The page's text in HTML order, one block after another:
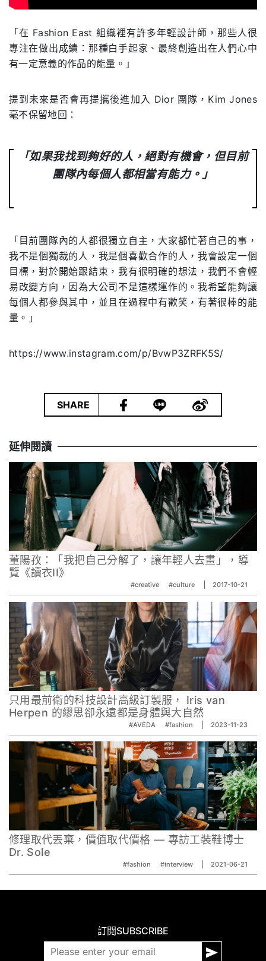
「在 Fashion East 組織裡有許多年輕設計師，那些人很
專注在做出成績：那種白手起家、最終創造出在人們心中
有一定意義的作品的能量。」
提到未來是否會再提攜後進加入 Dior 團隊， Kim Jones
毫不保留地回：
「如果我找到夠好的人，絕對有機會，但目前
團隊內每個人都相當有能力。」
「目前團隊內的人都很獨立自主，大家都忙著自己的事，
我不是個獨裁的人，我是個喜歡合作的人，我會設定一個
目標，對於開始跟結束，我有很明確的想法，我們不會輕
易改變方向，因為大公司不是這樣運作的。我希望能夠讓
每個人都參與其中，並且在過程中有歡笑，有著很棒的能
量。」
https://www.instagram.com/p/BvwP3ZRFK5S/
SHARE
延伸閱讀
董陽孜：「我把自己分解了，讓年輕人去畫」，導
覽《讀衣II》
#creative #culture 2017-10-21
只⽤最前衛的科技設計⾼級訂製服， Iris van
Herpen 的繆思卻永遠都是身體與⼤⾃然
#AVEDA #fashion 2023-11-23
修理取代丟棄，價值取代價格 — 專訪工裝鞋博士
Dr. Sole
#fashion #interview 2021-06-21
訂閱SUBSCRIBE